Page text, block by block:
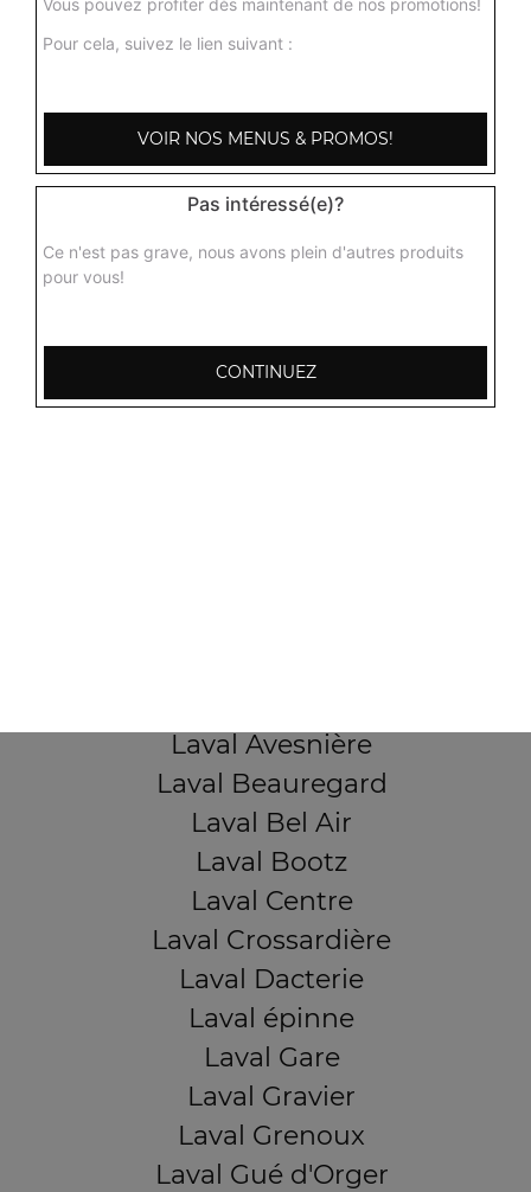
Laval Avesnière
Laval Beauregard
Laval Bel Air
Laval Bootz
Laval Centre
Laval Crossardière
Laval Dacterie
Laval épinne
Laval Gare
Laval Gravier
Laval Grenoux
Laval Gué d'Orger
Pour cela, suivez le lien suivant :
VOIR NOS MENUS & PROMOS!
Pas intéressé(e)?
Ce n'est pas grave, nous avons plein d'autres produits
pour vous!
CONTINUEZ